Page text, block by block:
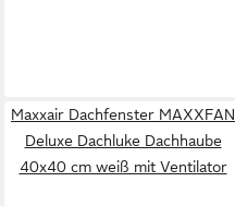
Maxxair Dachfenster MAXXFAN
Deluxe Dachluke Dachhaube
40x40 cm weiß mit Ventilator